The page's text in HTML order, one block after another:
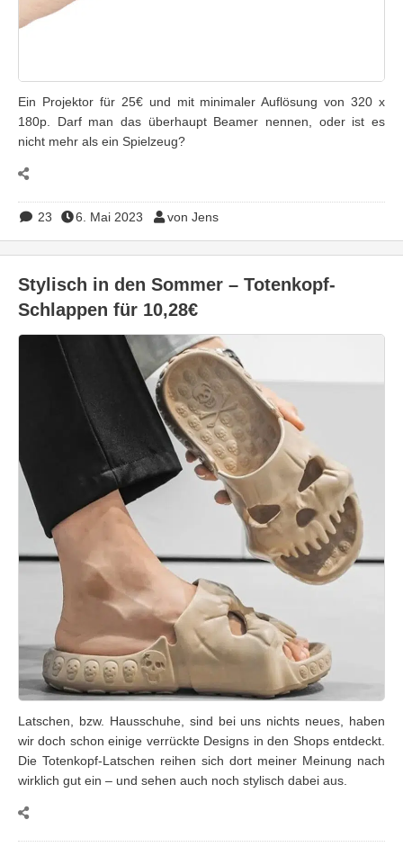
Ein Projektor für 25€ und mit minimaler Auflösung von 320 x
180p. Darf man das überhaupt Beamer nennen, oder ist es
nicht mehr als ein Spielzeug?
23 6. Mai 2023 von Jens
Stylisch in den Sommer – Totenkopf-
Schlappen für 10,28€
Latschen, bzw. Hausschuhe, sind bei uns nichts neues, haben
wir doch schon einige verrückte Designs in den Shops entdeckt.
Die Totenkopf-Latschen reihen sich dort meiner Meinung nach
wirklich gut ein – und sehen auch noch stylisch dabei aus.